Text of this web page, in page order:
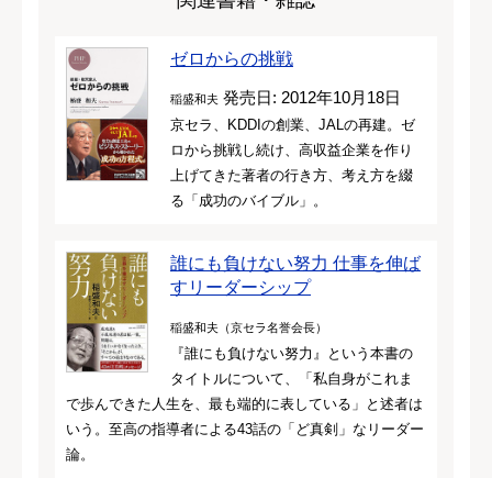
ゼロからの挑戦
稲盛和夫 発売日: 2012年10月18日
京セラ、KDDIの創業、JALの再建。ゼ
ロから挑戦し続け、高収益企業を作り
上げてきた著者の行き方、考え方を綴
る「成功のバイブル」。
誰にも負けない努力 仕事を伸ば
すリーダーシップ
稲盛和夫（京セラ名誉会長）
『誰にも負けない努力』という本書の
タイトルについて、「私自身がこれま
で歩んできた人生を、最も端的に表している」と述者は
いう。至高の指導者による43話の「ど真剣」なリーダー
論。